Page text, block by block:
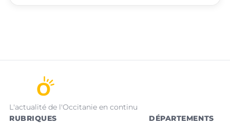
L'actualité de l'Occitanie en continu
RUBRIQUES
DÉPARTEMENTS